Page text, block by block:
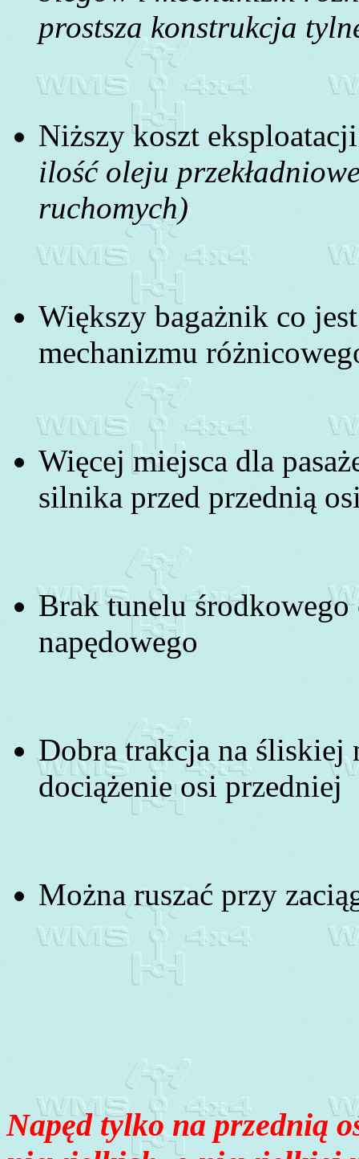
prostsza konstrukcja
Niższy koszt
ilość oleju
ruchomych)
Większy bagażnik co
mechanizmu
Więcej miejsca dla
silnika przed przednią
Brak tunelu środkowego
napędowego
Dobra trakcja na śliskiej
dociążenie osi przedniej
Można ruszać przy
Napęd tylko na przednią